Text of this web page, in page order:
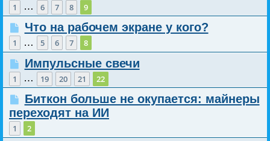
1 … 6 7 8 9
Что на рабочем экране у кого?
1 … 5 6 7 8
Импульсные свечи
1 … 19 20 21 22
Биткон больше не окупается: майнеры
переходят на ИИ
1 2